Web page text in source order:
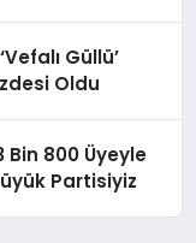
Güllü’
Oldu
Bin 800 Üyeyle
Partisiyiz